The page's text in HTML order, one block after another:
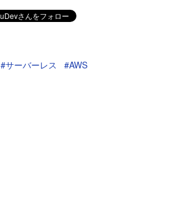
#サーバーレス #AWS